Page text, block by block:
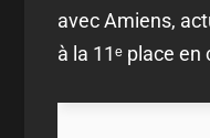
avec Amiens,
à la 11ᵉ place en